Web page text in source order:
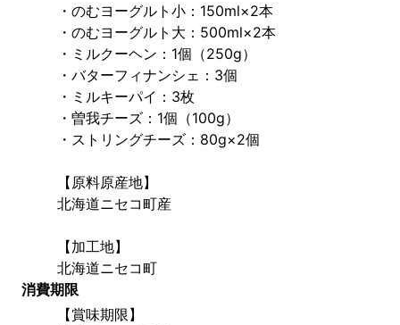
・のむヨーグルト小：150ml×2本
・のむヨーグルト大：500ml×2本
・ミルクーヘン：1個（250g）
・バターフィナンシェ：3個
・ミルキーパイ：3枚
・曽我チーズ：1個（100g）
・ストリングチーズ：80g×2個
【原料原産地】
北海道ニセコ町産
【加工地】
北海道ニセコ町
消費期限
【賞味期限】